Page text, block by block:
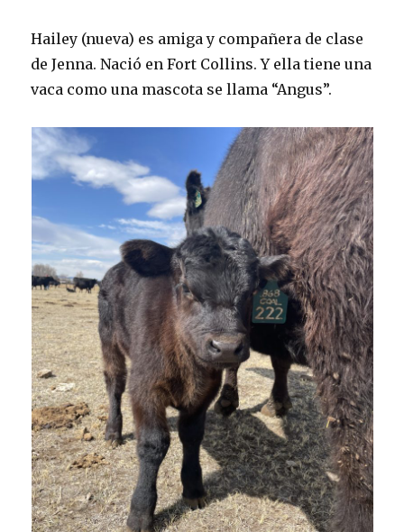
Hailey (nueva) es amiga y compañera de clase
de Jenna. Nació en Fort Collins. Y ella tiene una
vaca como una mascota se llama “Angus”.